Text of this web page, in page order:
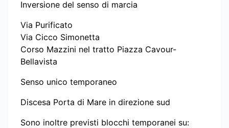
Inversione del senso di marcia
Via Purificato
Via Cicco Simonetta
Corso Mazzini nel tratto Piazza Cavour-
Bellavista
Senso unico temporaneo
Discesa Porta di Mare in direzione sud
Sono inoltre previsti blocchi temporanei su: